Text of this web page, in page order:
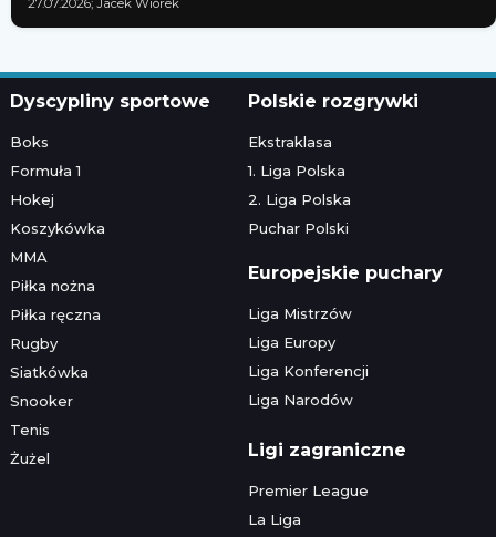
27.07.2026; Jacek Wiórek
Dyscypliny sportowe
Boks
Formuła 1
Hokej
Koszykówka
MMA
Piłka nożna
Piłka ręczna
Rugby
Siatkówka
Snooker
Tenis
Żużel
Polskie rozgrywki
Ekstraklasa
1. Liga Polska
2. Liga Polska
Puchar Polski
Europejskie puchary
Liga Mistrzów
Liga Europy
Liga Konferencji
Liga Narodów
Ligi zagraniczne
Premier League
La Liga